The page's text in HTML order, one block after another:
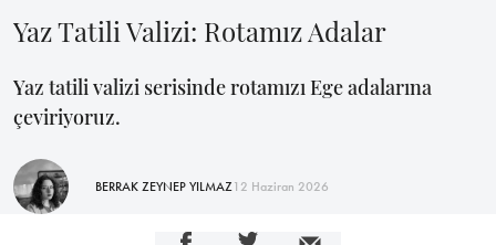
Yaz Tatili Valizi: Rotamız Adalar
Yaz tatili valizi serisinde rotamızı Ege adalarına
çeviriyoruz.
BERRAK ZEYNEP YILMAZ12 Haziran 2026